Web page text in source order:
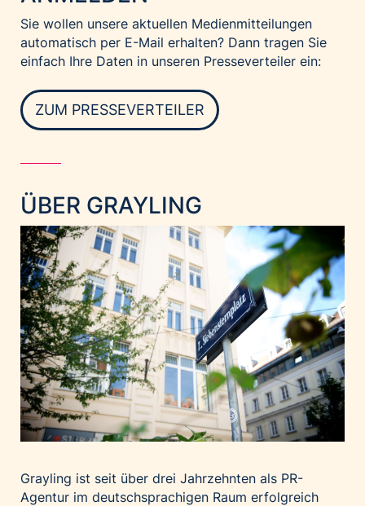
Coveris
Emirates
Expo 2025 Osaka
Financial Times
GE HealthCare
IT:U
JYSK
Kroatische Zentrale für Tourismus
List Holding Gruppe
Marble House
Mediaplus
Microsoft
Mondelēz Österreich
Muse Electronics
öbv – Österreichischer Bundesverlag
Ökopharm
Sie wollen unsere aktuellen Medienmitteilungen
automatisch per E-Mail erhalten? Dann tragen Sie
einfach Ihre Daten in unseren Presseverteiler ein:
ZUM PRESSEVERTEILER
ÜBER GRAYLING
Grayling ist seit über drei Jahrzehnten als PR-
Agentur im deutschsprachigen Raum erfolgreich